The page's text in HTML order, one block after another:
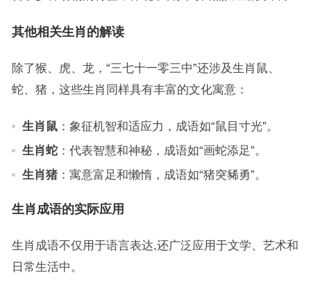
其他相关生肖的解读
除了猴、虎、龙，“三七十一零三中”还涉及生肖鼠、
蛇、猪，这些生肖同样具有丰富的文化寓意：
生肖鼠：象征机智和适应力，成语如“鼠目寸光”。
生肖蛇：代表智慧和神秘，成语如“画蛇添足”。
生肖猪：寓意富足和懒惰，成语如“猪突豨勇”。
生肖成语的实际应用
生肖成语不仅用于语言表达,还广泛应用于文学、艺术和
日常生活中。